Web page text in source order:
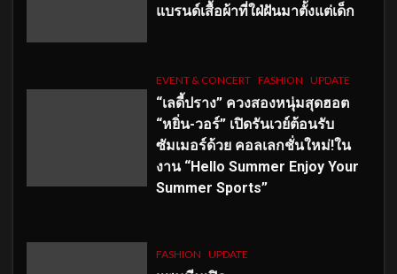
แบรนด์เสื้อผ้าที่ใฝ่ฝันมาตั้งแต่เด็ก
EVENT & CONCERT FASHION UPDATE
“เลดี้ปราง” ควงสองหนุ่มสุดฮอต
“หยิ่น-วอร์” เปิดรันเวย์ต้อนรับ
ซัมเมอร์ด้วย คอลเลกชั่นใหม่!ใน
งาน “Hello Summer Enjoy Your
Summer Sports”
FASHION UPDATE